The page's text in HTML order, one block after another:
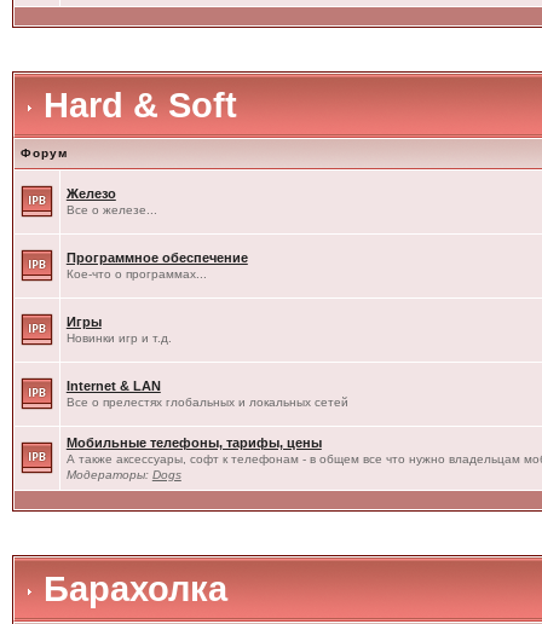
Hard & Soft
Форум
Железо
Все о железе...
Программное обеспечение
Кое-что о программах...
Игры
Новинки игр и т.д.
Internet & LAN
Все о прелестях глобальных и локальных сетей
Мобильные телефоны, тарифы, цены
А также аксессуары, софт к телефонам - в общем все что нужно владельцам
Модераторы: Dogs
Барахолка